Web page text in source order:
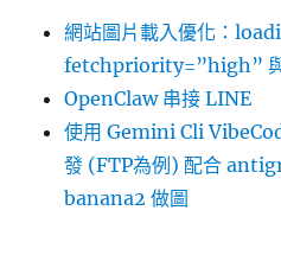
網站圖片載入優化：
fetchpriority=”high”
OpenClaw 串接 LINE
使用 Gemini Cli
發 (FTP為例) 配合
banana2 做圖